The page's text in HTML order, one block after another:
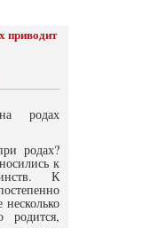
приводит
родах?
к
К
родится,